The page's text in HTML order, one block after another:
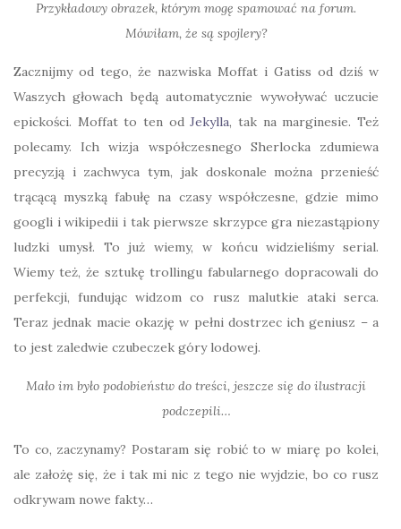
Przykładowy obrazek, którym mogę spamować na forum.
Mówiłam, że są spojlery?
Zacznijmy od tego, że nazwiska Moffat i Gatiss od dziś w
Waszych głowach będą automatycznie wywoływać uczucie
epickości. Moffat to ten odJekylla, tak na marginesie. Też
polecamy. Ich wizja współczesnego Sherlocka zdumiewa
precyzją i zachwyca tym, jak doskonale można przenieść
trącącą myszką fabułę na czasy współczesne, gdzie mimo
googli i wikipedii i tak pierwsze skrzypce gra niezastąpiony
ludzki umysł. To już wiemy, w końcu widzieliśmy serial.
Wiemy też, że sztukę trollingu fabularnego dopracowali do
perfekcji, fundując widzom co rusz malutkie ataki serca.
Teraz jednak macie okazję w pełni dostrzec ich geniusz – a
to jest zaledwie czubeczek góry lodowej.
Mało im było podobieństw do treści, jeszcze się do ilustracji
podczepili…
To co, zaczynamy? Postaram się robić to w miarę po kolei,
ale założę się, że i tak mi nic z tego nie wyjdzie, bo co rusz
odkrywam nowe fakty…